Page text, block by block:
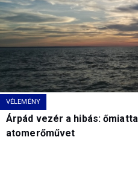
VÉLEMÉNY
Árpád vezér a hibás:
atomerőművet